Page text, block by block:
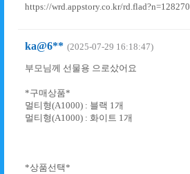
https://wrd.appstory.co.kr/rd.flad?n=128270
ka@6** (2025-07-29 16:18:47)
부모님께 선물용 으로샀어요
*구매상품*
멀티형(A1000) : 블랙 1개
멀티형(A1000) : 화이트 1개
*상품선택*